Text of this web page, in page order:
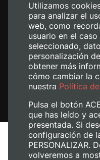
Utilizamos
para analizar el
web, como
usuario en el
seleccionado,
personalización
obtener más
cómo cambiar la
nuestra Política
Pulsa el botón
que has leído y
presentada. Si
configuración de
PERSONALIZAR.
volveremos a